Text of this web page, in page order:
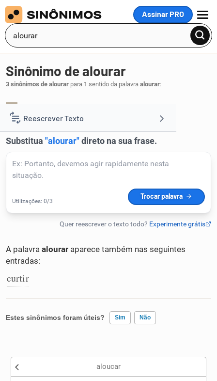
Assinar PRO
MENU
Reescrever Texto
Resumir Texto
Corrigir Texto
Detector de IA
Humanizador de IA
Cata-letras
Sinônimo de alourar
3 sinônimos de alourar para 1 sentido da palavra alourar:
A palavra alourar aparece também nas seguintes
entradas:
curtir
Estes sinônimos foram úteis? Sim Não
Nenhum dos sinônimos apresentados me ajudou
aloucar